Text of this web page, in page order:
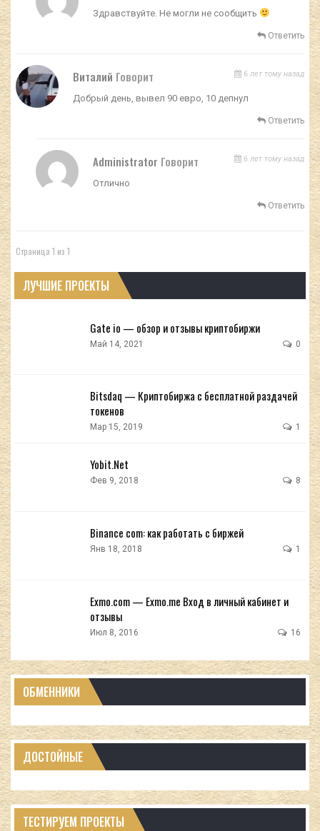
Здравствуйте. Не могли не сообщить
Ответить
Виталий Говорит 6 лет тому назад
Добрый день, вывел 90 евро, 10 депнул
Ответить
Administrator Говорит 6 лет тому назад
Отлично
Ответить
Страница 1 из 1
ЛУЧШИЕ ПРОЕКТЫ
Gate io — обзор и отзывы криптобиржи
Май 14, 2021 0
Bitsdaq — Криптобиржа с бесплатной раздачей
токенов
Мар 15, 2019 1
Yobit.Net
Фев 9, 2018 8
Binance com: как работать с биржей
Янв 18, 2018 1
Exmo.com — Exmo.me Вход в личный кабинет и
отзывы
Июл 8, 2016 16
ОБМЕННИКИ
ДОСТОЙНЫЕ
ТЕСТИРУЕМ ПРОЕКТЫ